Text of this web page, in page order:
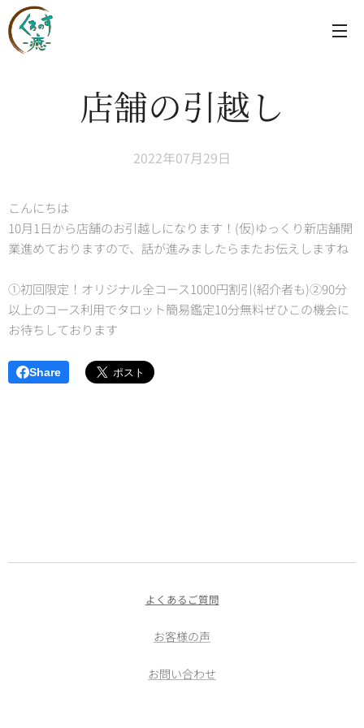
店舗の引越し
2022年07月29日
こんにちは😊
10月1日から店舗のお引越しになります！(仮)ゆっくり新店舗開
業進めておりますので、話が進みましたらまたお伝えしますね
①初回限定！オリジナル全コース1000円割引(紹介者も)②90分
以上のコース利用でタロット簡易鑑定10分無料ぜひこの機会に
お待ちしております😊
Share
よくあるご質問
お客様の声
お問い合わせ